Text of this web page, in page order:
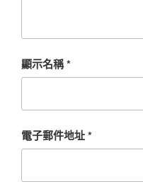
顯示名稱*
電子郵件地址*